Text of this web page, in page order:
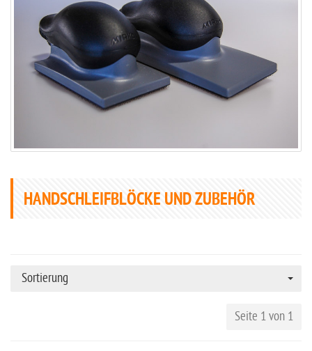
HANDSCHLEIFBLÖCKE UND ZUBEHÖR
Sortierung
Seite 1 von 1